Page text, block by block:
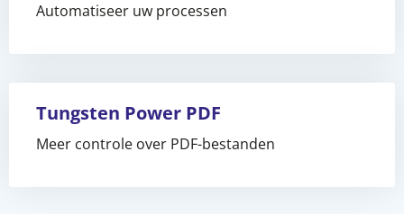
Automatiseer uw processen
Tungsten Power PDF
Meer controle over PDF-bestanden